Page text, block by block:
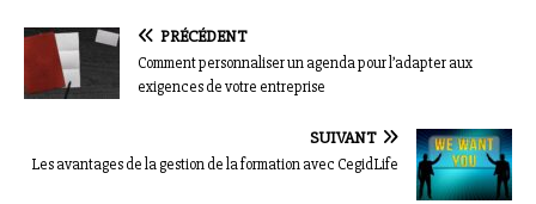
PRÉCÉDENT
Comment personnaliser un agenda pour l’adapter aux
exigences de votre entreprise
SUIVANT
Les avantages de la gestion de la formation avec CegidLife